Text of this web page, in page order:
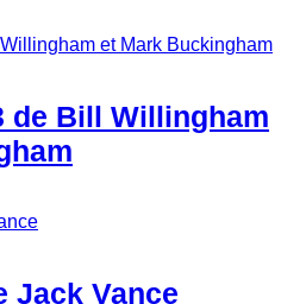
de Bill Willingham
Jack Vance